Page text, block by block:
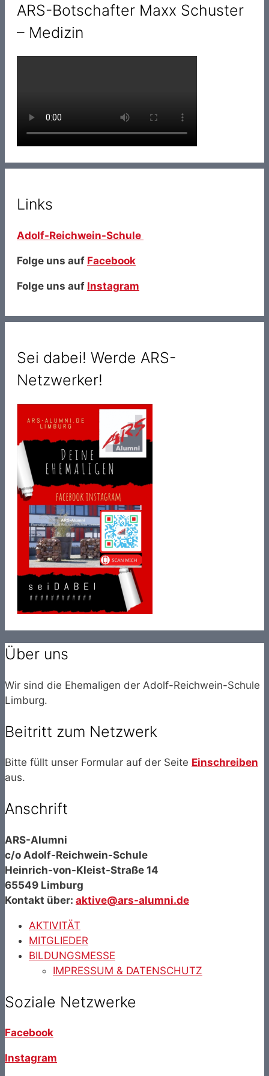
ARS-Botschafter Maxx Schuster
– Medizin
Links
Adolf-Reichwein-Schule
Folge uns auf Facebook
Folge uns auf Instagram
Sei dabei! Werde ARS-
Netzwerker!
Über uns
Wir sind die Ehemaligen der Adolf-Reichwein-Schule
Limburg.
Beitritt zum Netzwerk
Bitte füllt unser Formular auf der Seite Einschreiben
aus.
Anschrift
ARS-Alumni
c/o Adolf-Reichwein-Schule
Heinrich-von-Kleist-Straße 14
65549 Limburg
Kontakt über: aktive@ars-alumni.de
AKTIVITÄT
MITGLIEDER
BILDUNGSMESSE
IMPRESSUM & DATENSCHUTZ
Soziale Netzwerke
Facebook
Instagram